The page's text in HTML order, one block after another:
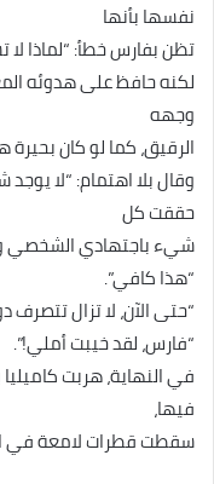
نفسها بأنها
تظن بفارس خطأ: “لماذا
لكنه حافظ على هدوئه
وجهه
الرقيق، كما لو كان بحيرة
وقال بلا اهتمام: “لا
حققت كل
شيء باجتهادي الشخصي
“هذا كافي”.
“حتى الآن، لا تزال تتصرف
“فارس، لقد خيبت أملي!”.
في النهاية، هربت
فيها،
سقطت قطرات لامعة في